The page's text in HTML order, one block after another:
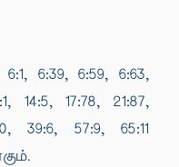
6:39, 6:59, 6:63,
14:5, 17:78, 21:87,
39:6, 57:9, 65:11